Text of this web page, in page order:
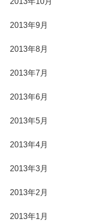
2013年9月
2013年8月
2013年7月
2013年6月
2013年5月
2013年4月
2013年3月
2013年2月
2013年1月